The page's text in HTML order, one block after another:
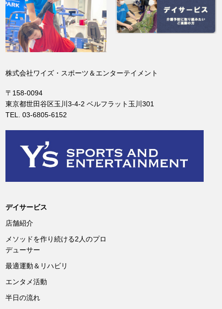
株式会社ワイズ・スポーツ＆エンターテイメント
〒158-0094
東京都世田谷区玉川3-4-2 ベルフラット玉川301
TEL. 03-6805-6152
デイサービス
店舗紹介
メソッドを作り続ける2人のプロ
デューサー
最適運動＆リハビリ
エンタメ活動
半日の流れ